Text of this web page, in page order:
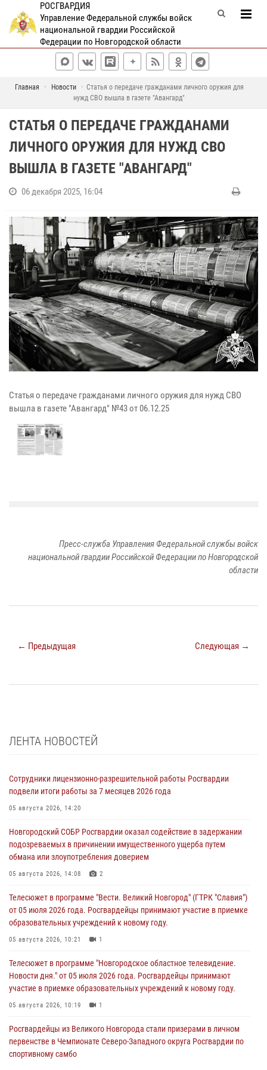
РОСГВАРДИЯ
Управление Федеральной службы войск
национальной гвардии Российской
Федерации по Новгородской области
Главная Новости
Статья о передаче гражданами личного оружия для
нужд СВО вышла в газете "Авангард"
СТАТЬЯ О ПЕРЕДАЧЕ ГРАЖДАНАМИ
ЛИЧНОГО ОРУЖИЯ ДЛЯ НУЖД СВО
ВЫШЛА В ГАЗЕТЕ "АВАНГАРД"
06 декабря 2025, 16:04
Статья о передаче гражданами личного оружия для нужд СВО
вышла в газете "Авангард" №43 от 06.12.25
Пресс-служба Управления Федеральной службы войск
национальной гвардии Российской Федерации по Новгородской
области
← Предыдущая Следующая →
ЛЕНТА НОВОСТЕЙ
Сотрудники лицензионно-разрешительной работы Росгвардии
подвели итоги работы за 7 месяцев 2026 года
05 августа 2026, 14:20
Новгородский СОБР Росгвардии оказал содействие в задержании
подозреваемых в причинении имущественного ущерба путем
обмана или злоупотребления доверием
05 августа 2026, 14:08 2
Телесюжет в программе "Вести. Великий Новгород" (ГТРК "Славия")
от 05 июля 2026 года. Росгвардейцы принимают участие в приемке
образовательных учреждений к новому году.
05 августа 2026, 10:21 1
Телесюжет в программе "Новгородское областное телевидение.
Новости дня." от 05 июля 2026 года. Росгвардейцы принимают
участие в приемке образовательных учреждений к новому году.
05 августа 2026, 10:19 1
Росгвардейцы из Великого Новгорода стали призерами в личном
первенстве в Чемпионате Северо-Западного округа Росгвардии по
спортивному самбо